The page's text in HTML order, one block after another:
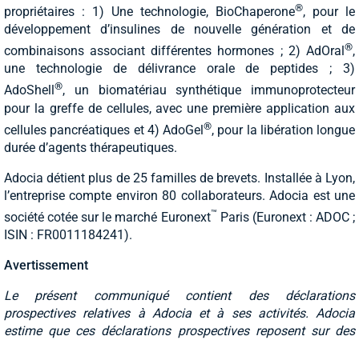
propriétaires : 1) Une technologie, BioChaperone®, pour le
développement d’insulines de nouvelle génération et de
combinaisons associant différentes hormones ; 2) AdOral ®,
une technologie de délivrance orale de peptides ; 3)
AdoShell ®, un biomatériau synthétique immunoprotecteur
pour la greffe de cellules, avec une première application aux
cellules pancréatiques et 4) AdoGel®, pour la libération longue
durée d’agents thérapeutiques.
Adocia détient plus de 25 familles de brevets. Installée à Lyon,
l’entreprise compte environ 80 collaborateurs. Adocia est une
société cotée sur le marché Euronext™ Paris (Euronext : ADOC ;
ISIN : FR0011184241).
Avertissement
Le présent communiqué contient des déclarations
prospectives relatives à Adocia et à ses activités. Adocia
estime que ces déclarations prospectives reposent sur des